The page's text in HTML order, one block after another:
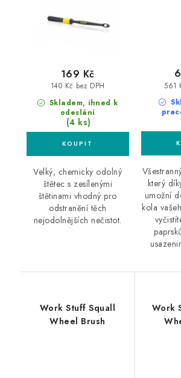
Skladem, ihned k
odeslání
(4 ks)
140 Kč bez DPH
169 Kč
Velký, chemicky odolný
štětec s zesílenými
štětinami vhodný pro
odstranění těch
nejodolnějších nečistot.
561
který
umožní
kola
Work Stuff Squall
Wheel Brush
Work